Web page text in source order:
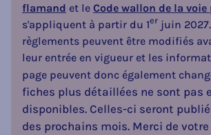
flamand et le Code wallon de la
s'appliquent à partir du 1er juin 2027.
règlements peuvent être modifiés
leur entrée en vigueur et les
page peuvent donc également
fiches plus détaillées ne sont pas
disponibles. Celles-ci seront
des prochains mois. Merci de votre